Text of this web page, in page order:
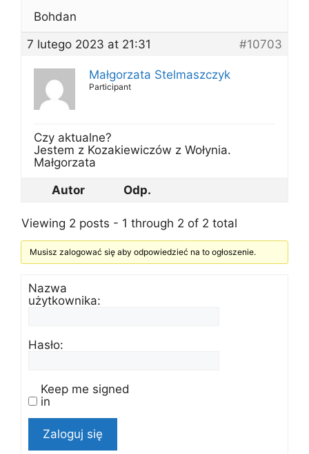
Bohdan
7 lutego 2023 at 21:31
#10703
Małgorzata Stelmaszczyk
Participant
Czy aktualne?
Jestem z Kozakiewiczów z Wołynia.
Małgorzata
Autor
Odp.
Viewing 2 posts - 1 through 2 of 2 total
Musisz zalogować się aby odpowiedzieć na to ogłoszenie.
Nazwa
użytkownika:
Hasło:
Keep me signed
in
Zaloguj się